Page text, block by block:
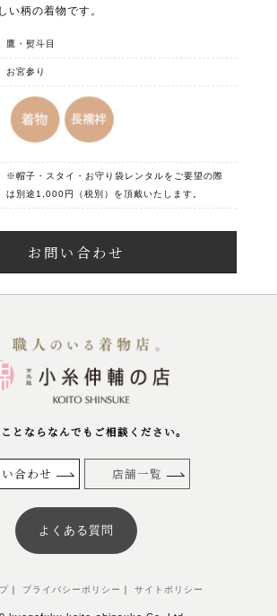
い柄の着物です。
鷹・熨斗目
お宮参り
※帽子・スタイ・お守り袋レンタルをご要望の際
は別途1,000円（税別）を頂戴いたします。
お問い合わせ
とならなんでもご相談ください。
合わせ 店舗一覧
よくある質問
｜ プライバシーポリシー ｜ サイトポリシー